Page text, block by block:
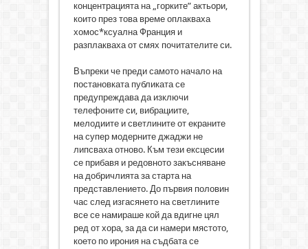
концентрацията на „горките” актьори,
които през това време оплакваха
хомос*ксуална Франция и
разплакваха от смях почитателите си.
Въпреки че преди самото начало на
постановката публиката се
предупреждава да изключи
телефоните си, вибрациите,
мелодиите и светлините от екраните
на супер модерните джаджи не
липсваха отново. Към тези ексцесии
се прибавя и редовното закъсняване
на добричлията за старта на
представлението. До първия половин
час след изгасянето на светлините
все се намираше кой да вдигне цял
ред от хора, за да си намери мястото,
което по ирония на съдбата се